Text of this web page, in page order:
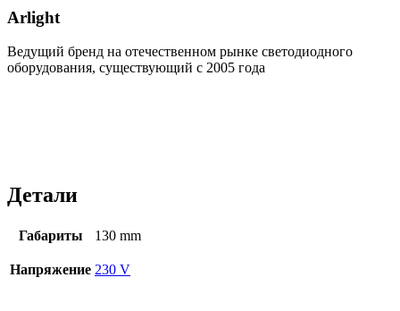
Arlight
Ведущий бренд на отечественном рынке светодиодного
оборудования, существующий с 2005 года
Детали
Габариты 130 mm
Напряжение 230 V